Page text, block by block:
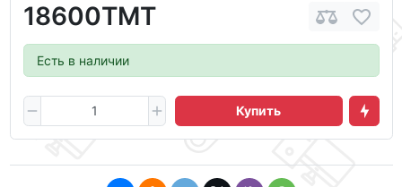
18600ТМТ
Есть в наличии
Купить